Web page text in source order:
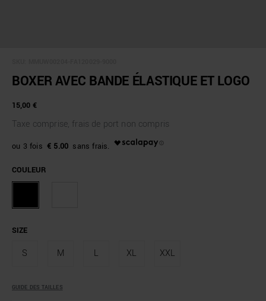
BOXER AVEC BANDE ÉLASTIQUE ET LOGO
15,00 €
Taxe comprise, frais de port non compris
€ 5.00
COULEUR
SIZE
S M L XL XXL
GUIDE DES TAILLES